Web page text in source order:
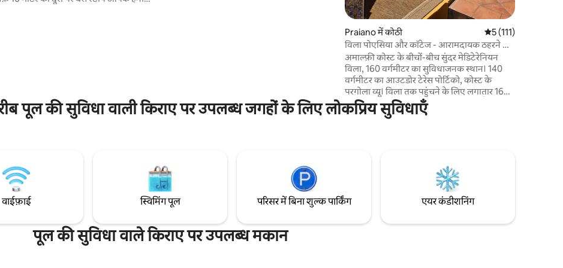
Praiano में कोठी औसत रेटिंग 5 में से 5,
5 (111)
विला पोएसिया और कॉटेज - आरामदायक ठहरने का
अनुभव
अमाल्फ़ी कोस्ट के बीचों-बीच सुंदर मेडिटेरेनियन
विला, 160 वर्गमीटर का सुविधाजनक स्थान। 140
वर्गमीटर का आउटडोर टेरेस पोर्टिको, कोस्ट के
परगोला व्यू। विला तक पहुंचने के लिए लगातार 160
कदम नहीं हैं, वे संकीर्ण गलियों द्वारा बाधित हैं। आने
और जाने के दौरान आपका सामान उठाने के लिए
पूल की सुविधा वाली किराए पर उपलब्ध जगहों के लिए लोकप्रिय सुविधाएँ
वाईफ़ाई स्विमिंग पूल परिसर में बिना शुल्क पार्किंग एयर कंडीशनिंग
पूल की सुविधा वाले किराए पर उपलब्ध मकान